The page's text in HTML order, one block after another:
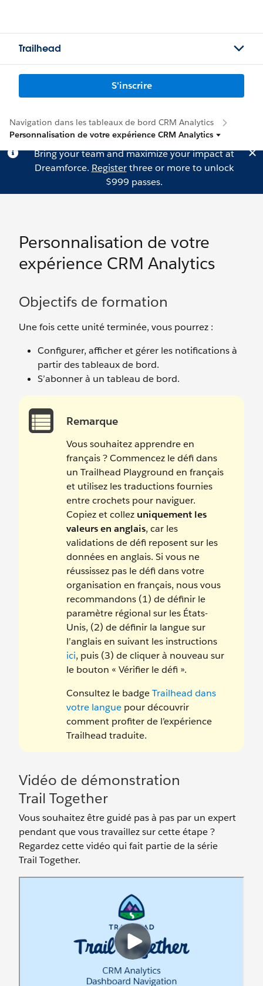
Trailhead
S'inscrire
Navigation dans les tableaux de bord CRM Analytics
Personnalisation de votre expérience CRM Analytics
Bring your team and maximize your impact at
Dreamforce. Registerthree or more to unlock
$999 passes.
Personnalisation de votre
expérience CRM Analytics
Objectifs de formation
Une fois cette unité terminée, vous pourrez :
Configurer, afficher et gérer les notifications à
partir des tableaux de bord.
S’abonner à un tableau de bord.
Remarque
Vous souhaitez apprendre en
français ? Commencez le défi dans
un Trailhead Playground en français
et utilisez les traductions fournies
entre crochets pour naviguer.
Copiez et collez uniquement les
valeurs en anglais, car les
validations de défi reposent sur les
données en anglais. Si vous ne
réussissez pas le défi dans votre
organisation en français, nous vous
recommandons (1) de définir le
paramètre régional sur les États-
Unis, (2) de définir la langue sur
l’anglais en suivant les instructions
ici, puis (3) de cliquer à nouveau sur
le bouton « Vérifier le défi ».
Consultez le badgeTrailhead dans
votre langue pour découvrir
comment profiter de l’expérience
Trailhead traduite.
Vidéo de démonstration
Trail Together
Vous souhaitez être guidé pas à pas par un expert
pendant que vous travaillez sur cette étape ?
Regardez cette vidéo qui fait partie de la série
Trail Together.